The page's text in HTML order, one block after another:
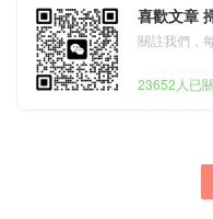
喜歡文章
關註我們，
23652人已